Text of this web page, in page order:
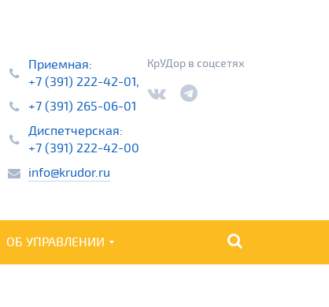
Приемная:
+7 (391) 222-42-01,
+7 (391) 265-06-01
Диспетчерская:
+7 (391) 222-42-00
info@krudor.ru
КрУДор в соцсетях
ОБ УПРАВЛЕНИИ